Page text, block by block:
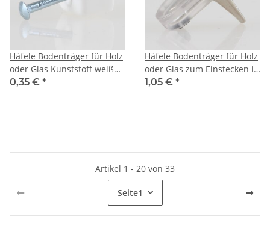
Häfele Bodenträger für Holz
oder Glas Kunststoff weiß
zum Einschlagen
0,35 € *
Häfele Bodenträger für Holz
oder Glas zum Einstecken in
3mm Bohrloch mit
1,05 € *
Artikel 1 - 20 von 33
Seite1